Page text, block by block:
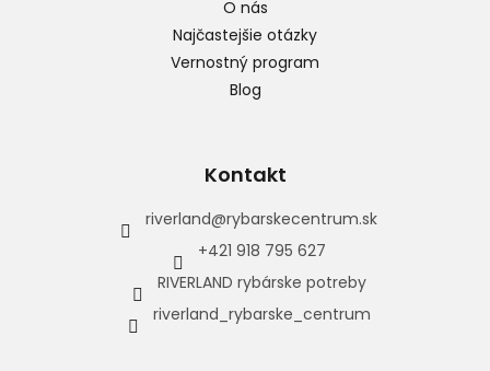
O nás
Najčastejšie otázky
Vernostný program
Blog
Kontakt
riverland@rybarskecentrum.sk
+421 918 795 627
RIVERLAND rybárske potreby
riverland_rybarske_centrum